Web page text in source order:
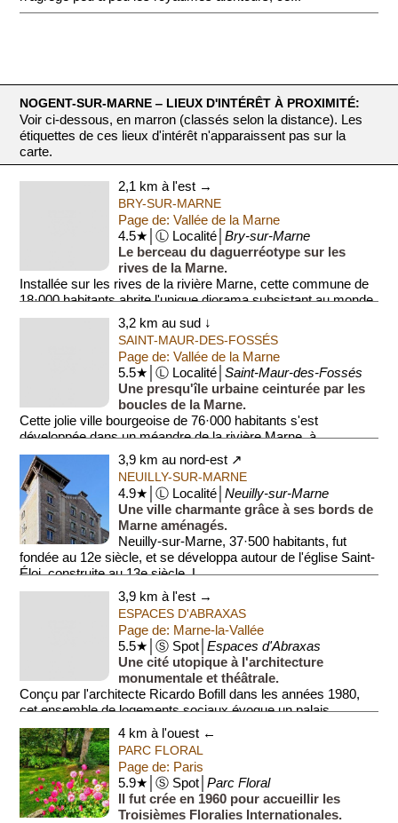
NOGENT-SUR-MARNE ‒ LIEUX D'INTÉRÊT À PROXIMITÉ:
Voir ci-dessous, en marron (classés selon la distance). Les
étiquettes de ces lieux d'intérêt n'apparaissent pas sur la
carte.
2,1 km à l'est →
BRY-SUR-MARNE
Page de: Vallée de la Marne
4.5★│Ⓛ Localité│Bry-sur-Marne
Le berceau du daguerréotype sur les
rives de la Marne.
Installée sur les rives de la rivière Marne, cette commune de
18·000 habitants abrite l'unique diorama subsistant au monde,
œuvre de Louis Dag...3,2 km au sud ↓
SAINT-MAUR-DES-FOSSÉS
Page de: Vallée de la Marne
5.5★│Ⓛ Localité│Saint-Maur-des-Fossés
Une presqu'île urbaine ceinturée par les
boucles de la Marne.
Cette jolie ville bourgeoise de 76·000 habitants s'est
développée dans un méandre de la rivière Marne, à
l'emplacement d'une ancienne ...
3,9 km au nord-est ↗
NEUILLY-SUR-MARNE
4.9★│Ⓛ Localité│Neuilly-sur-Marne
Une ville charmante grâce à ses bords de
Marne aménagés.
Neuilly-sur-Marne, 37·500 habitants, fut
fondée au 12e siècle, et se développa autour de l'église Saint-
Éloi, construite au 13e siècle. L...
3,9 km à l'est →
ESPACES D'ABRAXAS
Page de: Marne-la-Vallée
5.5★│Ⓢ Spot│Espaces d'Abraxas
Une cité utopique à l'architecture
monumentale et théâtrale.
Conçu par l'architecte Ricardo Bofill dans les années 1980,
cet ensemble de logements sociaux évoque un palais
néoclassique démesuré....4 km à l'ouest ←
PARC FLORAL
Page de: Paris
5.9★│Ⓢ Spot│Parc Floral
Il fut crée en 1960 pour accueillir les
Troisièmes Floralies Internationales.